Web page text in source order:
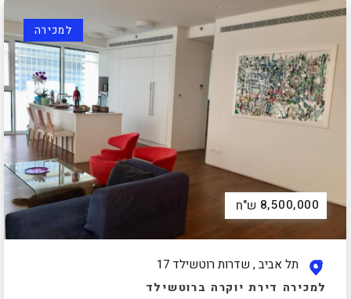
למכירה
8,500,000 ש"ח
תל אביב , שדרות רוטשילד 17
למכירה דירת יוקרה ברוטשילד